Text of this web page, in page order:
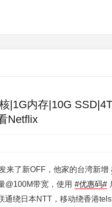
|1G内存|10G
Netflix
来了新OFF，他家的台湾新增
@100M带宽，使用 #优惠码#
通绕日本NTT，移动绕香港